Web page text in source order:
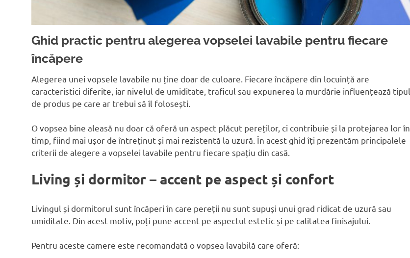
Ghid practic pentru alegerea vopselei lavabile pentru fiecare
încăpere
Alegerea unei vopsele lavabile nu ține doar de culoare. Fiecare încăpere din locuință are
caracteristici diferite, iar nivelul de umiditate, traficul sau expunerea la murdărie influențează tipul
de produs pe care ar trebui să îl folosești.
O vopsea bine aleasă nu doar că oferă un aspect plăcut pereților, ci contribuie și la protejarea lor în
timp, fiind mai ușor de întreținut și mai rezistentă la uzură. În acest ghid îți prezentăm principalele
criterii de alegere a vopselei lavabile pentru fiecare spațiu din casă.
Living și dormitor – accent pe aspect și confort
Livingul și dormitorul sunt încăperi în care pereții nu sunt supuși unui grad ridicat de uzură sau
umiditate. Din acest motiv, poți pune accent pe aspectul estetic și pe calitatea finisajului.
Pentru aceste camere este recomandată o vopsea lavabilă care oferă: